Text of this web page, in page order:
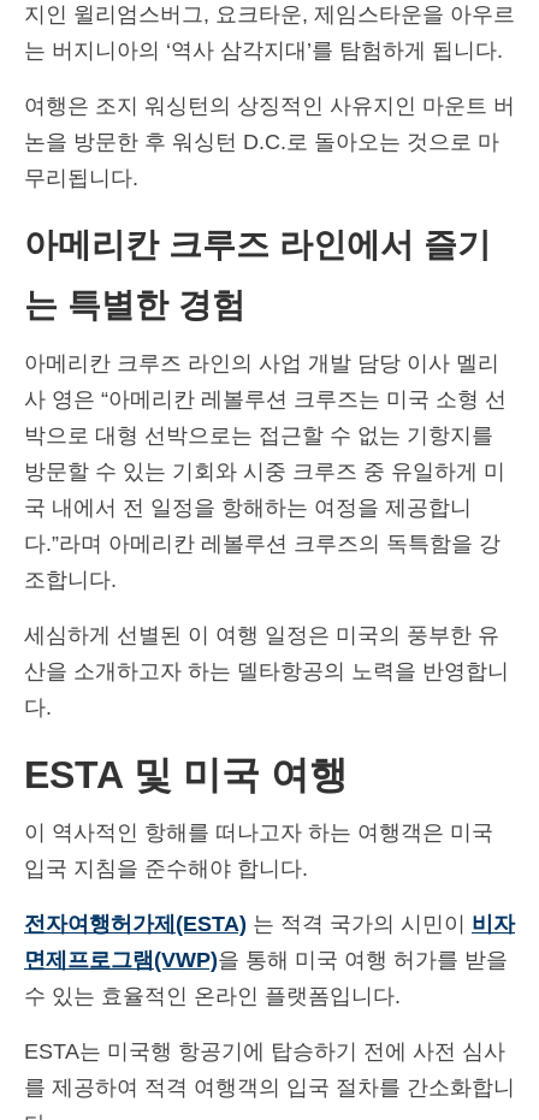
지인 윌리엄스버그, 요크타운, 제임스타운을 아우르
는 버지니아의 ‘역사 삼각지대’를 탐험하게 됩니다.
여행은 조지 워싱턴의 상징적인 사유지인 마운트 버
논을 방문한 후 워싱턴 D.C.로 돌아오는 것으로 마
무리됩니다.
아메리칸 크루즈 라인에서 즐기
는 특별한 경험
아메리칸 크루즈 라인의 사업 개발 담당 이사 멜리
사 영은 “아메리칸 레볼루션 크루즈는 미국 소형 선
박으로 대형 선박으로는 접근할 수 없는 기항지를
방문할 수 있는 기회와 시중 크루즈 중 유일하게 미
국 내에서 전 일정을 항해하는 여정을 제공합니
다.”라며 아메리칸 레볼루션 크루즈의 독특함을 강
조합니다.
세심하게 선별된 이 여행 일정은 미국의 풍부한 유
산을 소개하고자 하는 델타항공의 노력을 반영합니
다.
ESTA 및 미국 여행
이 역사적인 항해를 떠나고자 하는 여행객은 미국
입국 지침을 준수해야 합니다.
전자여행허가제(ESTA) 는 적격 국가의 시민이 비자
면제프로그램(VWP)을 통해 미국 여행 허가를 받을
수 있는 효율적인 온라인 플랫폼입니다.
ESTA는 미국행 항공기에 탑승하기 전에 사전 심사
를 제공하여 적격 여행객의 입국 절차를 간소화합니